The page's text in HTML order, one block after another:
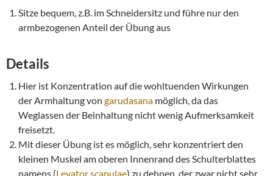
Sitze bequem, z.B. im Schneidersitz und führe nur den
armbezogenen Anteil der Übung aus
Details
Hier ist Konzentration auf die wohltuenden Wirkungen
der Armhaltung von garudasana möglich, da das
Weglassen der Beinhaltung nicht wenig Aufmerksamkeit
freisetzt.
Mit dieser Übung ist es möglich, sehr konzentriert den
kleinen Muskel am oberen Innenrand des Schulterblattes
namens (Levator scapulae) zu dehnen, der zwar nicht sehr